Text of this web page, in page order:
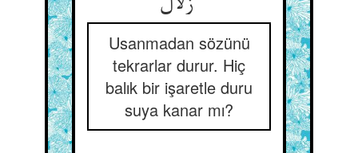
Usanmadan sözünü
tekrarlar durur. Hiç
balık bir işaretle duru
suya kanar mı?